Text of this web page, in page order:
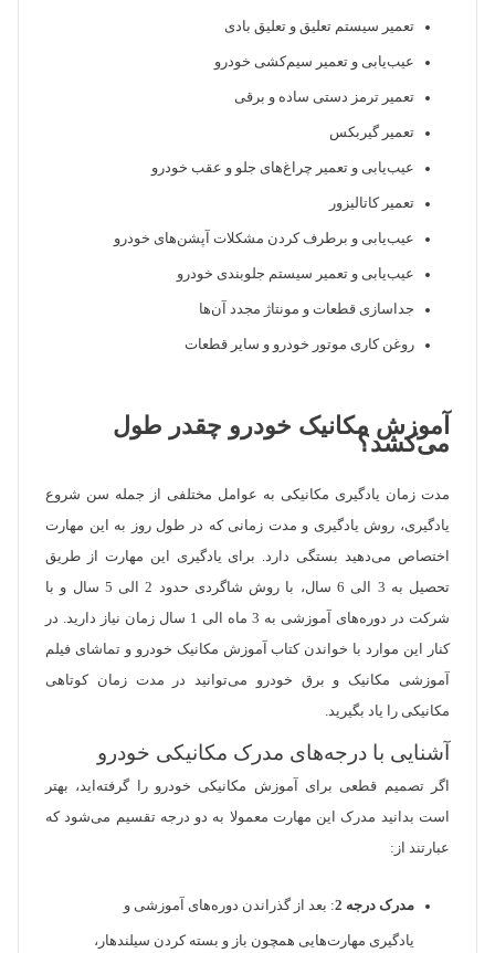
تعمیر سیستم تعلیق و تعلیق بادی
عیب‌یابی و تعمیر سیم‌کشی خودرو
تعمیر ترمز دستی ساده و برقی
تعمیر گیربکس
عیب‌یابی و تعمیر چراغ‌های جلو و عقب خودرو
تعمیر کاتالیزور
عیب‌یابی و برطرف کردن مشکلات آپشن‌های خودرو
عیب‌یابی و تعمیر سیستم جلوبندی خودرو
جداسازی قطعات و مونتاژ مجدد آن‌ها
روغن کاری موتور خودرو و سایر قطعات
آموزش مکانیک خودرو چقدر طول
می‌کشد؟
مدت زمان یادگیری مکانیکی به عوامل مختلفی از جمله سن شروع
یادگیری، روش یادگیری و مدت زمانی که در طول روز به این مهارت
اختصاص می‌دهید بستگی دارد. برای یادگیری این مهارت از طریق
تحصیل به 3 الی 6 سال، با روش شاگردی حدود 2 الی 5 سال و با
شرکت در دوره‌های آموزشی به 3 ماه الی 1 سال زمان نیاز دارید. در
کنار این موارد با خواندن کتاب آموزش مکانیک خودرو و تماشای فیلم
آموزشی مکانیک و برق خودرو می‌توانید در مدت زمان کوتاهی
مکانیکی را یاد بگیرید.
آشنایی با درجه‌های مدرک مکانیکی خودرو
اگر تصمیم قطعی برای آموزش مکانیکی خودرو را گرفته‌اید، بهتر
است بدانید مدرک این مهارت معمولا به دو درجه تقسیم می‌شود که
عبارتند از:
مدرک درجه 2 : بعد از گذراندن دوره‌های آموزشی و
یادگیری مهارت‌هایی همچون باز و بسته کردن سیلندهار،